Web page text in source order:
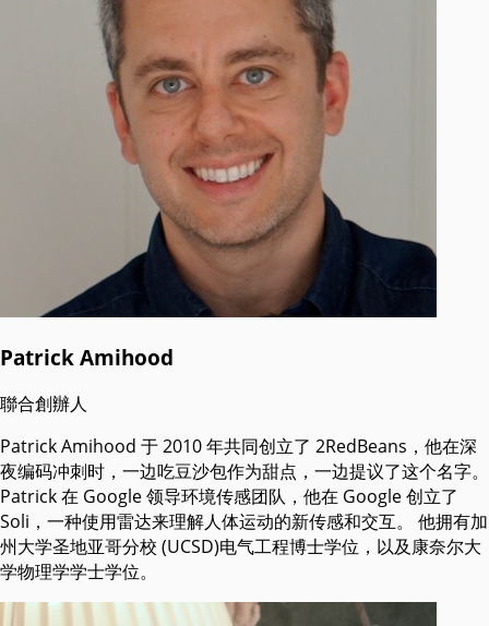
Patrick Amihood
聯合創辦人
Patrick Amihood 于 2010 年共同创立了 2RedBeans，他在深
夜编码冲刺时，一边吃豆沙包作为甜点，一边提议了这个名字。
Patrick 在 Google 领导环境传感团队，他在 Google 创立了
Soli，一种使用雷达来理解人体运动的新传感和交互。 他拥有加
州大学圣地亚哥分校 (UCSD)电气工程博士学位，以及康奈尔大
学物理学学士学位。